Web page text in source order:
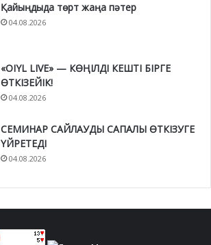
Қайыңдыда төрт жаңа пәтер
04.08.2026
«OIYL LIVE» — КӨҢІЛДІ КЕШТІ БІРГЕ
ӨТКІЗЕЙІК!
04.08.2026
СЕМИНАР САЙЛАУДЫ САПАЛЫ ӨТКІЗУГЕ
ҮЙРЕТЕДІ
04.08.2026